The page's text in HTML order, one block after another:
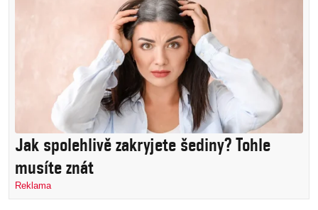
Jak spolehlivě zakryjete šediny? Tohle
musíte znát
Reklama